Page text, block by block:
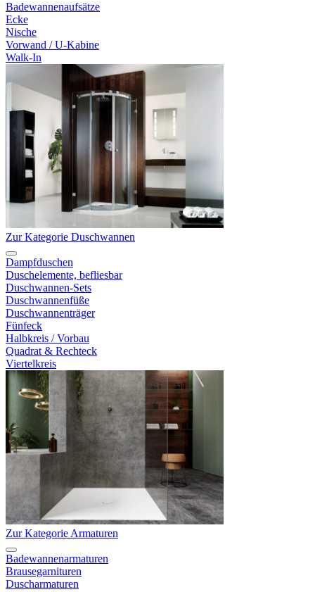
Badewannenaufsätze
Ecke
Nische
Vorwand / U-Kabine
Walk-In
Zur Kategorie Duschwannen
Dampfduschen
Duschelemente, befliesbar
Duschwannen-Sets
Duschwannenfüße
Duschwannenträger
Fünfeck
Halbkreis / Vorbau
Quadrat & Rechteck
Viertelkreis
Zur Kategorie Armaturen
Badewannenarmaturen
Brausegarnituren
Duscharmaturen